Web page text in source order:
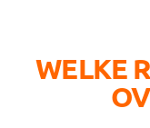
WELKE